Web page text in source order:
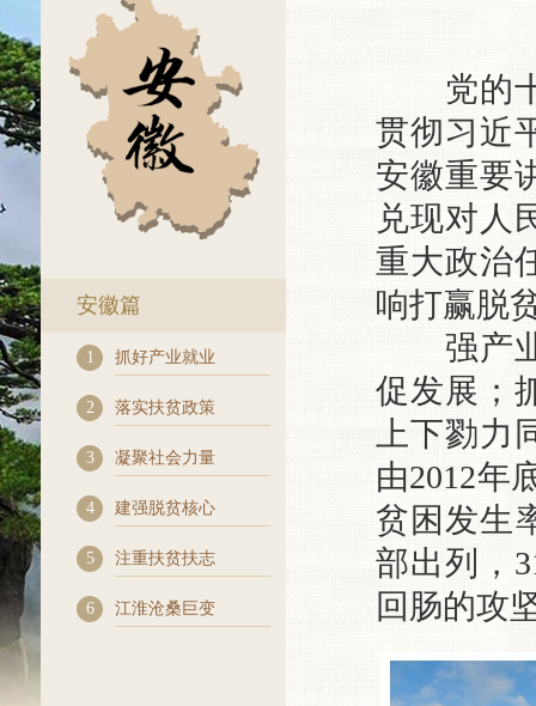
安徽篇
1 抓好产业就业
2 落实扶贫政策
3 凝聚社会力量
4 建强脱贫核心
5 注重扶贫扶志
6 江淮沧桑巨变
党的十
贯彻习近
安徽重要
兑现对人
重大政治
响打赢脱
强产业
促发展；
上下勠
由2012年
贫困发生
部出列，
回肠的攻